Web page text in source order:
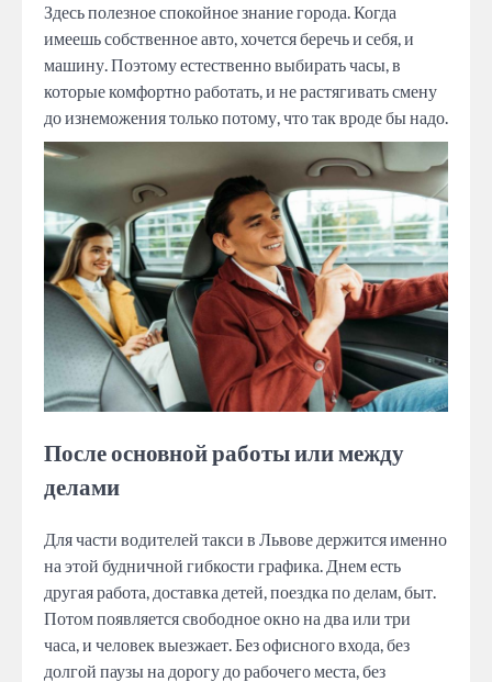
Здесь полезное спокойное знание города. Когда
имеешь собственное авто, хочется беречь и себя, и
машину. Поэтому естественно выбирать часы, в
которые комфортно работать, и не растягивать смену
до изнеможения только потому, что так вроде бы надо.
После основной работы или между
делами
Для части водителей такси в Львове держится именно
на этой будничной гибкости графика. Днем есть
другая работа, доставка детей, поездка по делам, быт.
Потом появляется свободное окно на два или три
часа, и человек выезжает. Без офисного входа, без
долгой паузы на дорогу до рабочего места, без